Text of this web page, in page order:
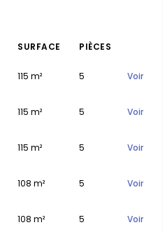
SURFACE
PIÈCES
115 m² 5 Voir
115 m² 5 Voir
115 m² 5 Voir
108 m² 5 Voir
108 m² 5 Voir